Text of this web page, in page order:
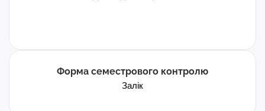
Форма семестрового контролю
Залік